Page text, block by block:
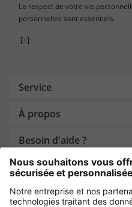
Le respect de votre vie
personnelles sont essentiels.
[+]
Service
À propos
Besoin d'aide ?
Payment and Delivery